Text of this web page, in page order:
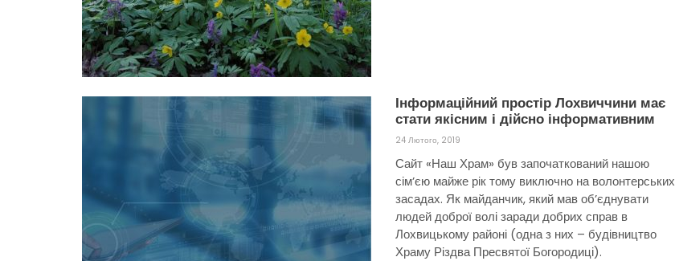
Інформаційний простір Лохвиччини має
стати якісним і дійсно інформативним
24 Лютого, 2019
Сайт «Наш Храм» був започаткований нашою
сім’єю майже рік тому виключно на волонтерських
засадах. Як майданчик, який мав об’єднувати
людей доброї волі заради добрих справ в
Лохвицькому районі (одна з них – будівництво
Храму Різдва Пресвятої Богородиці).